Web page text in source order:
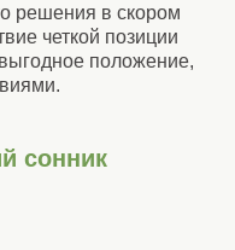
решения в скором
четкой позиции
положение,
сонник